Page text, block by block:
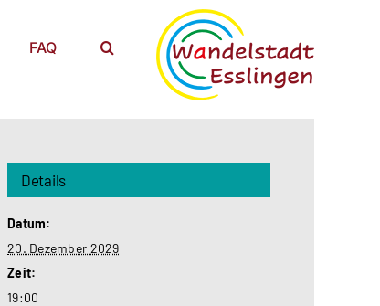
FAQ
Details
Datum:
20. Dezember 2029
Zeit:
19:00